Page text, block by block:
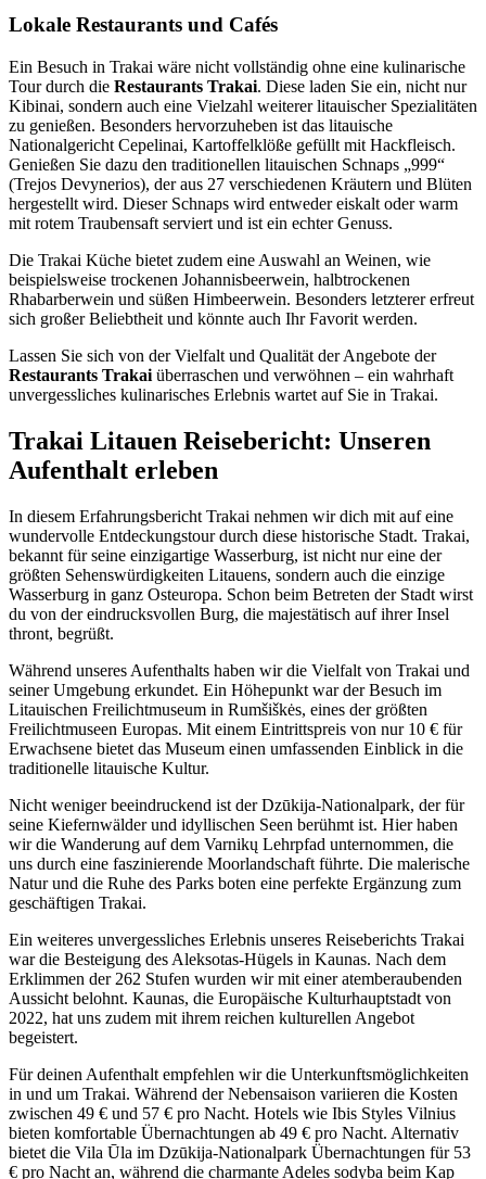
Lokale Restaurants und Cafés
Ein Besuch in Trakai wäre nicht vollständig ohne eine kulinarische
Tour durch die Restaurants Trakai. Diese laden Sie ein, nicht nur
Kibinai, sondern auch eine Vielzahl weiterer litauischer Spezialitäten
zu genießen. Besonders hervorzuheben ist das litauische
Nationalgericht Cepelinai, Kartoffelklöße gefüllt mit Hackfleisch.
Genießen Sie dazu den traditionellen litauischen Schnaps „999“
(Trejos Devynerios), der aus 27 verschiedenen Kräutern und Blüten
hergestellt wird. Dieser Schnaps wird entweder eiskalt oder warm
mit rotem Traubensaft serviert und ist ein echter Genuss.
Die Trakai Küche bietet zudem eine Auswahl an Weinen, wie
beispielsweise trockenen Johannisbeerwein, halbtrockenen
Rhabarberwein und süßen Himbeerwein. Besonders letzterer erfreut
sich großer Beliebtheit und könnte auch Ihr Favorit werden.
Lassen Sie sich von der Vielfalt und Qualität der Angebote der
Restaurants Trakai überraschen und verwöhnen – ein wahrhaft
unvergessliches kulinarisches Erlebnis wartet auf Sie in Trakai.
Trakai Litauen Reisebericht: Unseren
Aufenthalt erleben
In diesem Erfahrungsbericht Trakai nehmen wir dich mit auf eine
wundervolle Entdeckungstour durch diese historische Stadt. Trakai,
bekannt für seine einzigartige Wasserburg, ist nicht nur eine der
größten Sehenswürdigkeiten Litauens, sondern auch die einzige
Wasserburg in ganz Osteuropa. Schon beim Betreten der Stadt wirst
du von der eindrucksvollen Burg, die majestätisch auf ihrer Insel
thront, begrüßt.
Während unseres Aufenthalts haben wir die Vielfalt von Trakai und
seiner Umgebung erkundet. Ein Höhepunkt war der Besuch im
Litauischen Freilichtmuseum in Rumšiškės, eines der größten
Freilichtmuseen Europas. Mit einem Eintrittspreis von nur 10 € für
Erwachsene bietet das Museum einen umfassenden Einblick in die
traditionelle litauische Kultur.
Nicht weniger beeindruckend ist der Dzūkija-Nationalpark, der für
seine Kiefernwälder und idyllischen Seen berühmt ist. Hier haben
wir die Wanderung auf dem Varnikų Lehrpfad unternommen, die
uns durch eine faszinierende Moorlandschaft führte. Die malerische
Natur und die Ruhe des Parks boten eine perfekte Ergänzung zum
geschäftigen Trakai.
Ein weiteres unvergessliches Erlebnis unseres Reiseberichts Trakai
war die Besteigung des Aleksotas-Hügels in Kaunas. Nach dem
Erklimmen der 262 Stufen wurden wir mit einer atemberaubenden
Aussicht belohnt. Kaunas, die Europäische Kulturhauptstadt von
2022, hat uns zudem mit ihrem reichen kulturellen Angebot
begeistert.
Für deinen Aufenthalt empfehlen wir die Unterkunftsmöglichkeiten
in und um Trakai. Während der Nebensaison variieren die Kosten
zwischen 49 € und 57 € pro Nacht. Hotels wie Ibis Styles Vilnius
bieten komfortable Übernachtungen ab 49 € pro Nacht. Alternativ
bietet die Vila Ūla im Dzūkija-Nationalpark Übernachtungen für 53
€ pro Nacht an, während die charmante Adeles sodyba beim Kap